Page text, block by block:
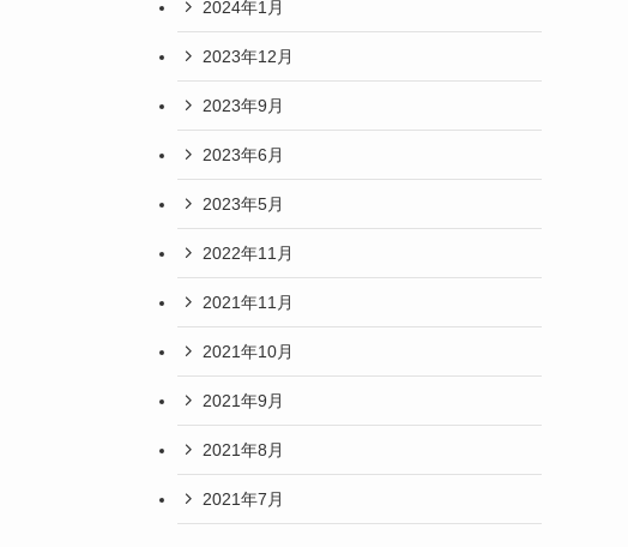
2024年1月
2023年12月
2023年9月
2023年6月
2023年5月
2022年11月
2021年11月
2021年10月
2021年9月
2021年8月
2021年7月